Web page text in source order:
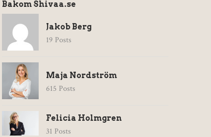
Bakom Shivaa.se
Jakob Berg
19 Posts
Maja Nordström
615 Posts
Felicia Holmgren
31 Posts